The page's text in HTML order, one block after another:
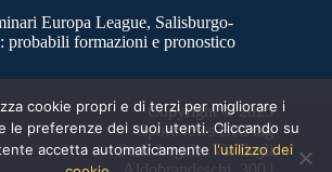
Europa League, Salisburgo-
probabili formazioni e pronostico
Copyright © 2025
SportNews BetFlag
Sede Legale: Via degli
cookie propri e di terzi per migliorare i
le preferenze dei suoi utenti. Cliccando su
accetta automaticamente l'utilizzo dei